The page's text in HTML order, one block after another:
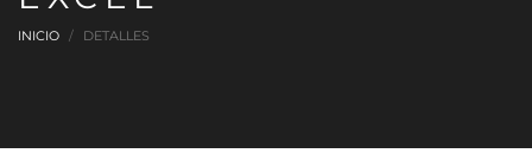
INICIO DETALLES